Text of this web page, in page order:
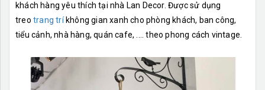
khách hàng yêu thích tại nhà Lan Decor. Được sử dụng
treo trang tríkhông gian xanh cho phòng khách, ban công,
tiểu cảnh, nhà hàng, quán cafe, .... theo phong cách vintage.